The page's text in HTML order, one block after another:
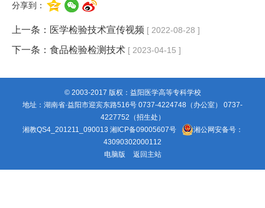
分享到：
上一条： 医学检验技术宣传视频 [ 2022-08-28 ]
下一条： 食品检验检测技术 [ 2023-04-15 ]
© 2003-2017 版权：益阳医学高等专科学校
地址：湖南省·益阳市迎宾东路516号 0737-4224748（办公室） 0737-
4227752（招生处）
湘教QS4_201211_090013 湘ICP备09005607号
湘公网安备号：
43090302000112
电脑版
返回主站